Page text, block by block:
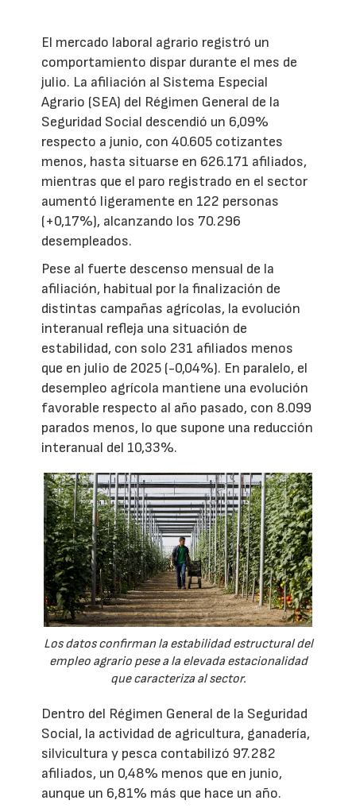
El mercado laboral agrario registró un
comportamiento dispar durante el mes de
julio. La afiliación al Sistema Especial
Agrario (SEA) del Régimen General de la
Seguridad Social descendió un 6,09%
respecto a junio, con 40.605 cotizantes
menos, hasta situarse en 626.171 afiliados,
mientras que el paro registrado en el sector
aumentó ligeramente en 122 personas
(+0,17%), alcanzando los 70.296
desempleados.
Pese al fuerte descenso mensual de la
afiliación, habitual por la finalización de
distintas campañas agrícolas, la evolución
interanual refleja una situación de
estabilidad, con solo 231 afiliados menos
que en julio de 2025 (-0,04%). En paralelo, el
desempleo agrícola mantiene una evolución
favorable respecto al año pasado, con 8.099
parados menos, lo que supone una reducción
interanual del 10,33%.
Los datos confirman la estabilidad estructural del
empleo agrario pese a la elevada estacionalidad
que caracteriza al sector.
Dentro del Régimen General de la Seguridad
Social, la actividad de agricultura, ganadería,
silvicultura y pesca contabilizó 97.282
afiliados, un 0,48% menos que en junio,
aunque un 6,81% más que hace un año.